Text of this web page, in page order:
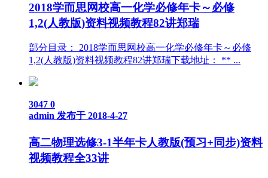
2018学而思网校高一化学必修年卡～必修
1,2(人教版)资料视频教程82讲郑瑞
部分目录： 2018学而思网校高一化学必修年卡～必修
1,2(人教版)资料视频教程82讲郑瑞下载地址： ** ...
3047 0
admin 发布于 2018-4-27
高二物理选修3-1半年卡人教版(预习+同步)资料
视频教程全33讲